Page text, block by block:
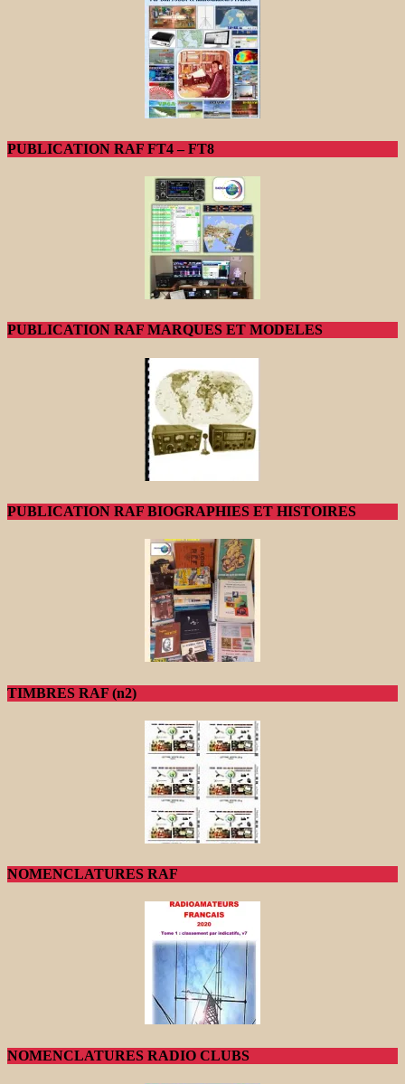
PUBLICATION RAF FT4 – FT8
PUBLICATION RAF MARQUES ET MODELES
PUBLICATION RAF BIOGRAPHIES ET HISTOIRES
TIMBRES RAF (n2)
NOMENCLATURES RAF
NOMENCLATURES RADIO CLUBS